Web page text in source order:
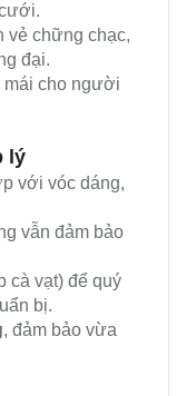
vẻ chững chạc,
đại.
mái cho người
lý
với vóc dáng,
vẫn đảm bảo
cà vạt) để quý
bị.
, đảm bảo vừa